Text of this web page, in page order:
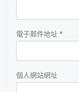
電子郵件地址 *
個人網站網址